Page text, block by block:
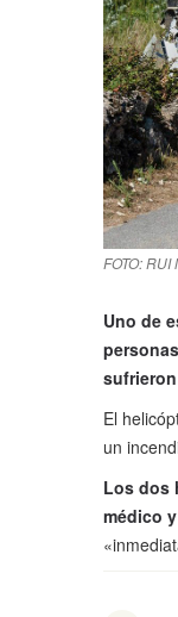
FOTO:
Uno de
El
un
Los dos
médico